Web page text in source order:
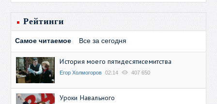
Рейтинги
Самое читаемое Все за сегодня
История моего пятидесятисемитства
Егор Холмогоров 02:14 407 650
Уроки Навального